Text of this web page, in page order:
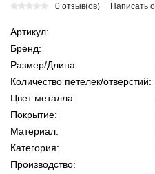
0 отзыв(ов) Написать
Артикул:
Бренд:
Размер/Длина:
Количество петелек/отверстий:
Цвет металла:
Покрытие:
Материал:
Категория:
Производство: